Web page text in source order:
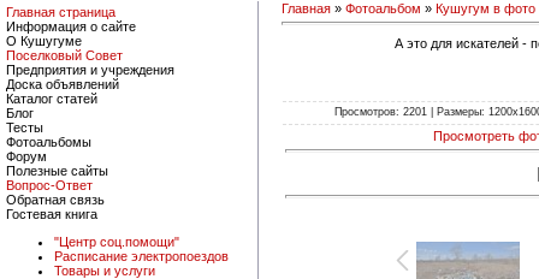
Главная страница
Информация о сайте
О Кушугуме
Поселковый Совет
Предприятия и учреждения
Доска объявлений
Каталог статей
Блог
Тесты
Фотоальбомы
Форум
Полезные сайты
Вопрос-Ответ
Обратная связь
Гостевая книга
"Центр соц.помощи"
Расписание электропоездов
Товары и услуги
Главная » Фотоальбом » Кушугум в фото
А это для искателей -
Просмотров: 2201 | Размеры:
Просмотреть